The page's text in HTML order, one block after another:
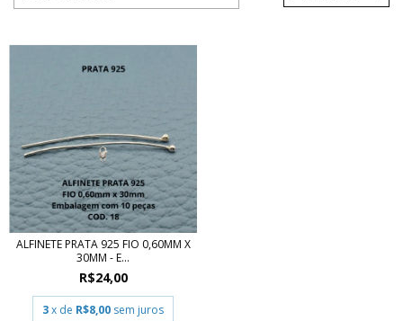
ALFINETE PRATA 925 FIO 0,60MM X
30MM - E...
R$24,00
3x de R$8,00 sem juros